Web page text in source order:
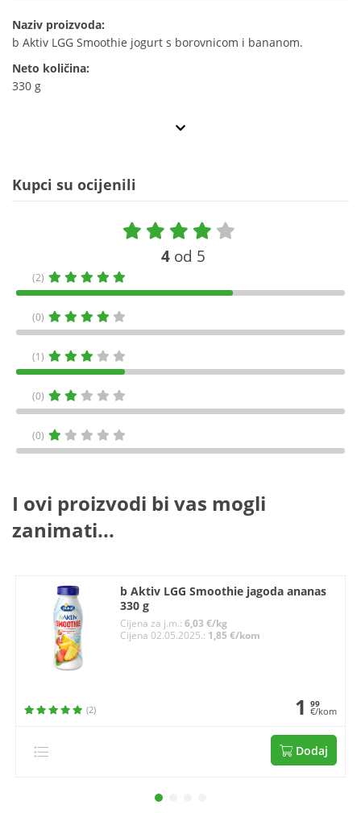
Naziv proizvoda:
b Aktiv LGG Smoothie jogurt s borovnicom i bananom.
Neto količina:
330 g
Kupci su ocijenili
4 od 5
(2)
(0)
(1)
(0)
(0)
I ovi proizvodi bi vas mogli
zanimati...
b Aktiv LGG Smoothie jagoda ananas
330 g
Cijena za j.m.:6,03 €/kg
Cijena 02.05.2025.: 1,85 €/kom
(2) 1 99
€/kom
Dodaj